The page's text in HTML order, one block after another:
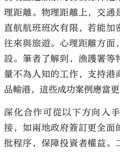
理距離。物理距離上，交通
直航航班班次有限，若能加
往來與旅遊。心理距離方面
設。筆者了解到，漁護署等
量不為人知的工作，支持港
品輸港，這些成功案例應當
深化合作可從以下方向入
接，如兩地政府簽訂更全面
批程序，保障投資者權益。